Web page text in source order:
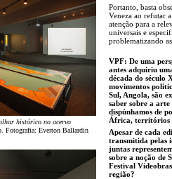
histórico no acervo
Fotografia: Everton Ballardin
Portanto, basta
Veneza ao refutar
atenção para a
universais e
problematizando
VPF: De uma
antes adquiriu
década do século
movimentos
Sul, Angola, são
saber sobre a
dispúnhamos de
África, territórios
Apesar de cada
transmitida pelas
juntas
sobre a noção de
Festival
região?